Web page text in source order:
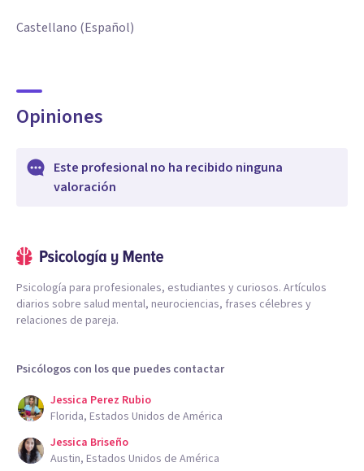
Castellano (Español)
Opiniones
Este profesional no ha recibido ninguna
valoración
Psicología para profesionales, estudiantes y curiosos. Artículos
diarios sobre salud mental, neurociencias, frases célebres y
relaciones de pareja.
Psicólogos con los que puedes contactar
Jessica Perez Rubio
Florida, Estados Unidos de América
Jessica Briseño
Austin, Estados Unidos de América